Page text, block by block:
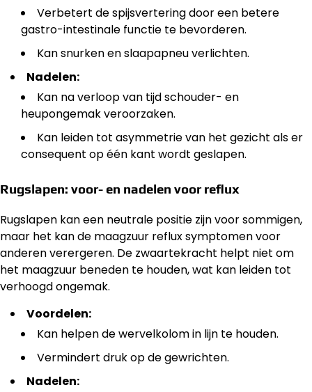
Verbetert de spijsvertering door een betere
gastro-intestinale functie te bevorderen.
Kan snurken en slaapapneu verlichten.
Nadelen:
Kan na verloop van tijd schouder- en
heupongemak veroorzaken.
Kan leiden tot asymmetrie van het gezicht als er
consequent op één kant wordt geslapen.
Rugslapen: voor- en nadelen voor reflux
Rugslapen kan een neutrale positie zijn voor sommigen,
maar het kan de maagzuur reflux symptomen voor
anderen verergeren. De zwaartekracht helpt niet om
het maagzuur beneden te houden, wat kan leiden tot
verhoogd ongemak.
Voordelen:
Kan helpen de wervelkolom in lijn te houden.
Vermindert druk op de gewrichten.
Nadelen: